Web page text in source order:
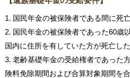
1. 国民年金の被保険者である間に死
2. 国民年金の被保険者であった60歳
国内に住所を有していた方が死亡し
3. 老齢基礎年金の受給権者であった
険料免除期間および合算対象期間を